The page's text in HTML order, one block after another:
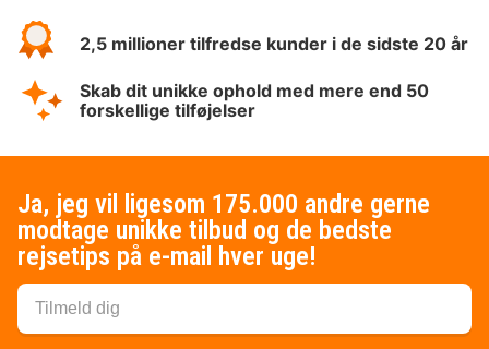
2,5 millioner tilfredse kunder i de sidste 20 år
Skab dit unikke ophold med mere end 50
forskellige tilføjelser
Ja, jeg vil ligesom 175.000 andre gerne
modtage unikke tilbud og de bedste
rejsetips på e-mail hver uge!